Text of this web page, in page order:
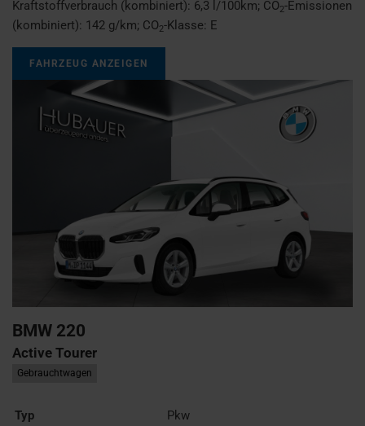
Kraftstoffverbrauch (kombiniert): 6,3 l/100km; CO2-Emissionen
(kombiniert): 142 g/km; CO2-Klasse: E
FAHRZEUG ANZEIGEN
BMW 220
Active Tourer
Gebrauchtwagen
Typ
Pkw